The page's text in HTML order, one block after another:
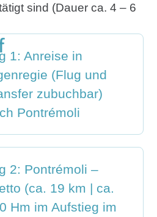
sind (Dauer ca. 4 – 6
1: Anreise in
(Flug und
zubuchbar)
Pontrémoli
2: Pontrémoli –
(ca. 19 km | ca.
Hm im Aufstieg im